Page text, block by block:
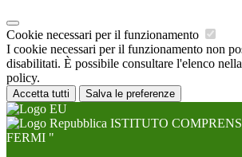
Cookie necessari per il funzionamento
I cookie necessari per il funzionamento non
disabilitati. È possibile consultare l'elenco
policy.
Accetta tutti Salva le preferenze
ISTITUTO
FERMI "